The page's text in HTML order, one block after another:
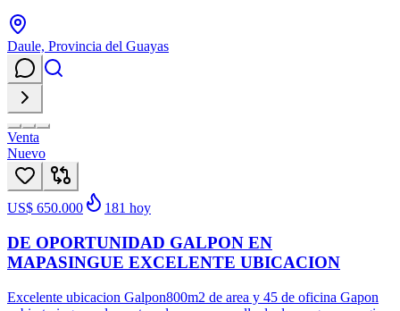
Daule, Provincia del Guayas
Venta
Nuevo
US$ 650.000 181 hoy
DE OPORTUNIDAD GALPON EN
MAPASINGUE EXCELENTE UBICACION
Excelente ubicacion Galpon800m2 de area y 45 de oficina Gapon